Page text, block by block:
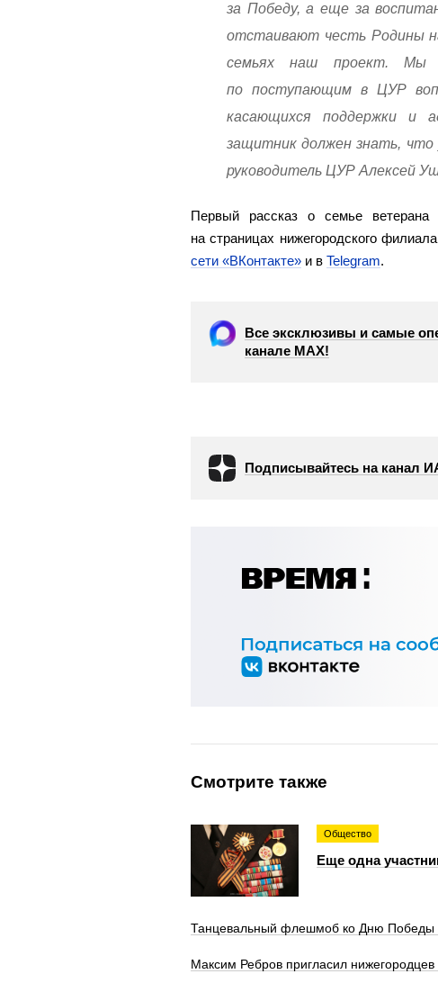
за Победу, а еще за
отстаивают честь Родины
семьях наш проект. Мы
по поступающим в ЦУР
касающихся поддержки и
защитник должен знать,
руководитель ЦУР Алексей
Первый рассказ о семье
на страницах нижегородского
сети «ВКонтакте» и в Telegram.
Все эксклюзивы и самые
канале МАХ!
Подписывайтесь на канал
Смотрите также
Общество
Еще одна
Танцевальный флешмоб ко Дню Победы
Максим Ребров пригласил